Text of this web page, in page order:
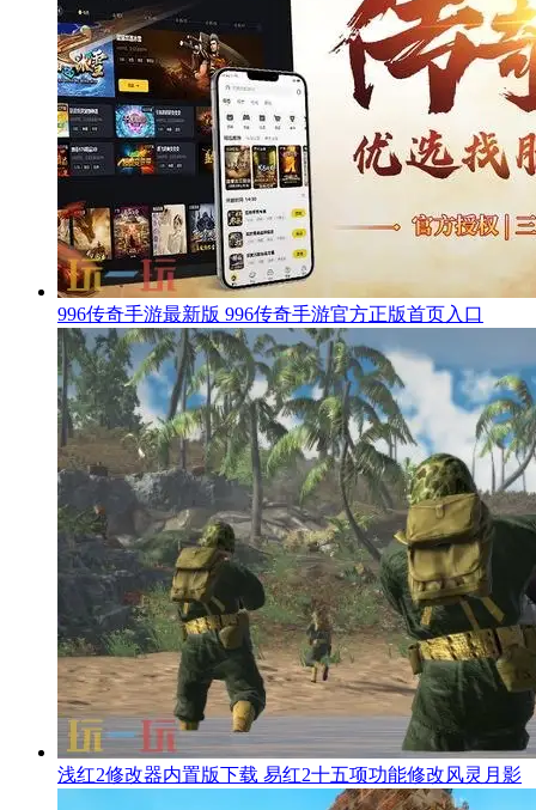
996传奇手游最新版 996传奇手游官方正版首页入口
浅红2修改器内置版下载 易红2十五项功能修改风灵月影